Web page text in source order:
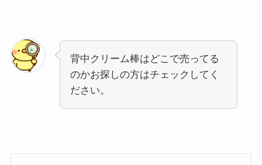
背中クリーム棒はどこで売ってる
のかお探しの方はチェックしてく
ださい。